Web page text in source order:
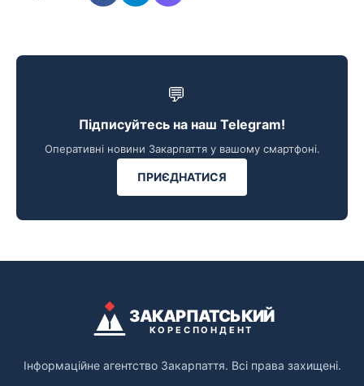
💬
Підписуйтесь на наш Telegram!
Оперативні новини Закарпаття у вашому смартфоні.
ПРИЄДНАТИСЯ
ЗАКАРПАТСЬКИЙ
КОРЕСПОНДЕНТ
Інформаційне агентство Закарпаття. Всі права захищені.